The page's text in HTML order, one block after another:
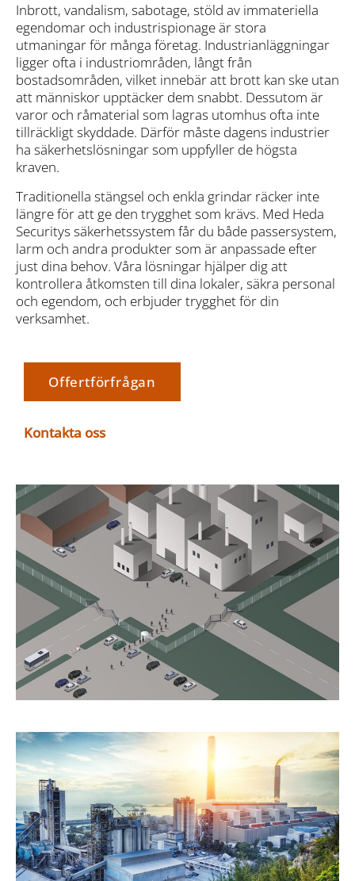
Inbrott, vandalism, sabotage, stöld av immateriella
egendomar och industrispionage är stora
utmaningar för många företag. Industrianläggningar
ligger ofta i industriområden, långt från
bostadsområden, vilket innebär att brott kan ske utan
att människor upptäcker dem snabbt. Dessutom är
varor och råmaterial som lagras utomhus ofta inte
tillräckligt skyddade. Därför måste dagens industrier
ha säkerhetslösningar som uppfyller de högsta
kraven.
Traditionella stängsel och enkla grindar räcker inte
längre för att ge den trygghet som krävs. Med Heda
Securitys säkerhetssystem får du både passersystem,
larm och andra produkter som är anpassade efter
just dina behov. Våra lösningar hjälper dig att
kontrollera åtkomsten till dina lokaler, säkra personal
och egendom, och erbjuder trygghet för din
verksamhet.
Offertförfrågan
Kontakta oss